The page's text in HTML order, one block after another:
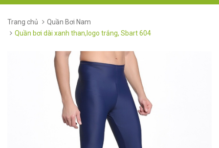
Trang chủ
Quần Bơi Nam
Quần bơi dài xanh than,logo trắng, Sbart 604